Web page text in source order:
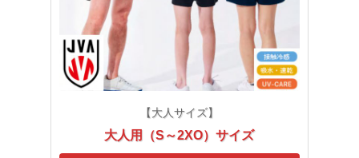
【大人サイズ】
大人用（S～2XO）サイズ